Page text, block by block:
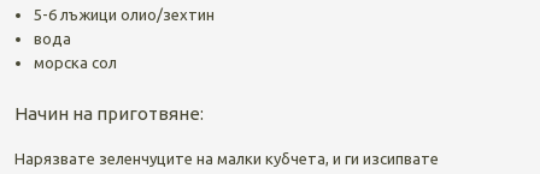
5-6 лъжици олио/зехтин
вода
морска сол
Начин на приготвяне:
Нарязвате зеленчуците на малки кубчета, и ги изсипвате